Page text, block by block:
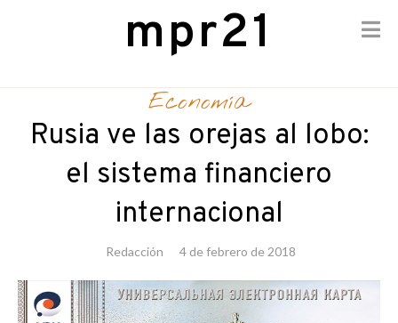
content
mpr21
Economía
Rusia ve las orejas al lobo:
el sistema financiero
internacional
Redacción 4 de febrero de 2018